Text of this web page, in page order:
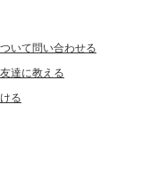
いて問い合わせる
達に教える
る